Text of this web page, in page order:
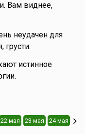
Вам виднее,
неудачен для
грусти.
истинное
22 мая 23 мая 24 мая